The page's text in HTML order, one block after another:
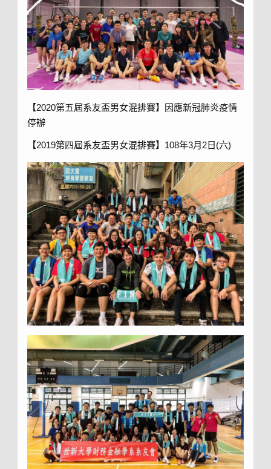
【2020第五屆系友盃男女混排賽】因應新冠肺炎疫情
停辦
【2019第四屆系友盃男女混排賽】108年3月2日(六)